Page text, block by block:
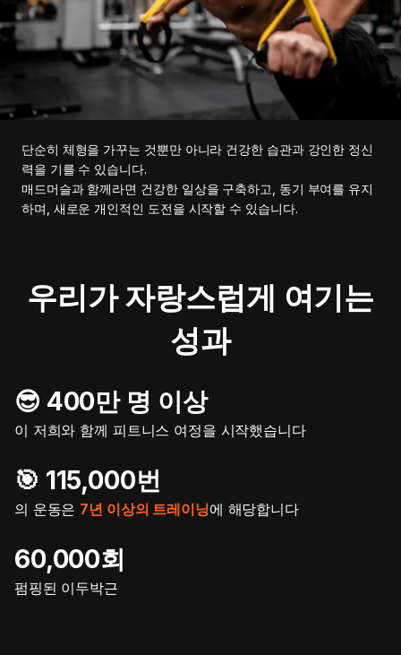
단순히 체형을 가꾸는 것뿐만 아니라 건강한 습관과 강인한 정신
력을 기를 수 있습니다.
매드머슬과 함께라면 건강한 일상을 구축하고, 동기 부여를 유지
하며, 새로운 개인적인 도전을 시작할 수 있습니다.
우리가 자랑스럽게 여기는
성과
😎 400만 명 이상
이 저희와 함께 피트니스 여정을 시작했습니다
🎯️ 115,000번
의 운동은 7년 이상의 트레이닝에 해당합니다
60,000회
펌핑된 이두박근